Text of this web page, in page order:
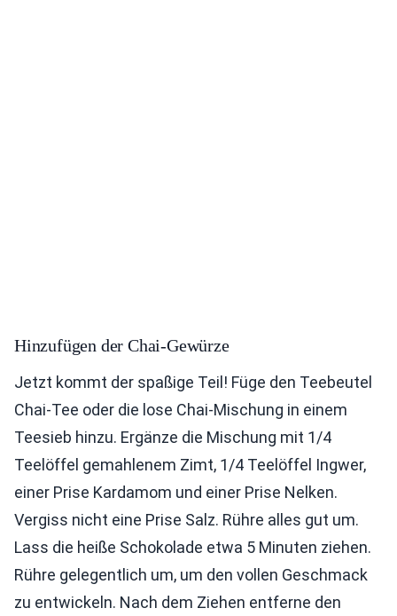
Hinzufügen der Chai-Gewürze
Jetzt kommt der spaßige Teil! Füge den Teebeutel
Chai-Tee oder die lose Chai-Mischung in einem
Teesieb hinzu. Ergänze die Mischung mit 1/4
Teelöffel gemahlenem Zimt, 1/4 Teelöffel Ingwer,
einer Prise Kardamom und einer Prise Nelken.
Vergiss nicht eine Prise Salz. Rühre alles gut um.
Lass die heiße Schokolade etwa 5 Minuten ziehen.
Rühre gelegentlich um, um den vollen Geschmack
zu entwickeln. Nach dem Ziehen entferne den